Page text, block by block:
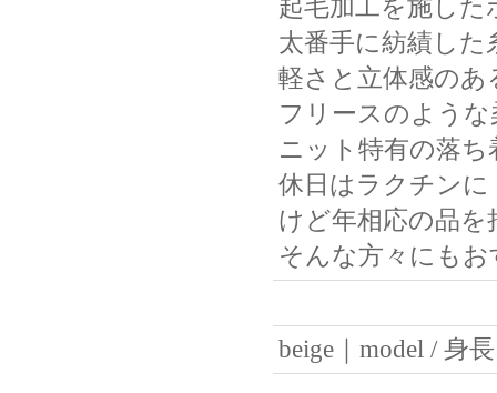
起毛加工を施し
太番手に紡績し
軽さと立体感の
フリースのよう
ニット特有の落
休日はラクチンに
けど年相応の品
そんな方々にも
beige｜model / 身